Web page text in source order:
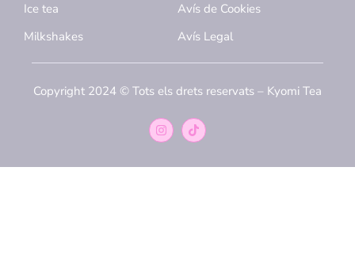
Ice tea
Milkshakes
Avís de Cookies
Avís Legal
Copyright 2024 © Tots els drets reservats – Kyomi Tea